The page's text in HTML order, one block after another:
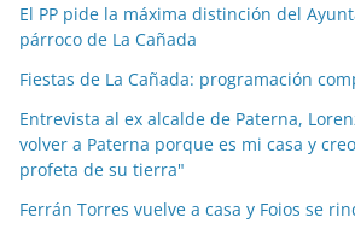
s
p
o
m
e
El PP pide la máxima distinción del
párroco de La Cañada
Fiestas de La Cañada: programación
Entrevista al ex alcalde de Paterna,
volver a Paterna porque es mi casa y
profeta de su tierra"
Ferrán Torres vuelve a casa y Foios se